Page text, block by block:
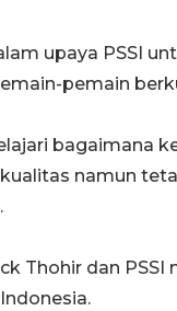
upaya PSSI
pemain
bagaimana
namun
Thohir dan